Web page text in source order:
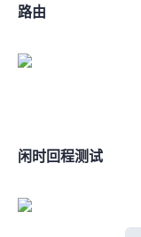
BGP路由
闲时IPV4回程测试